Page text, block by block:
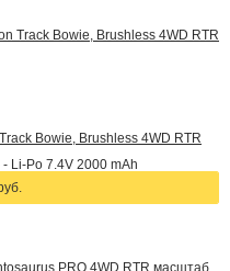
Bowie, Brushless 4WD RTR
Li-Po 7.4V 2000 mAh